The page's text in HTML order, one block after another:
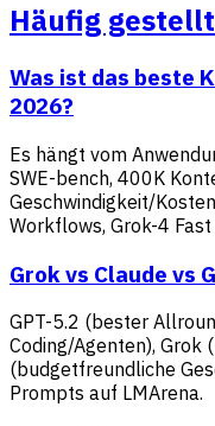
Häufig
Was ist das beste
2026?
Es hängt vom
SWE-bench, 400K
Geschwindigkeit/
Workflows, Grok-4
Grok vs Claude vs
GPT-5.2 (bester
Coding/Agenten), Grok
(budgetfreundliche
Prompts auf LMArena.